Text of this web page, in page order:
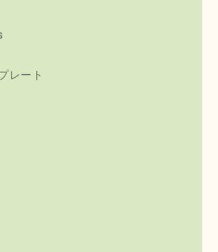
レート